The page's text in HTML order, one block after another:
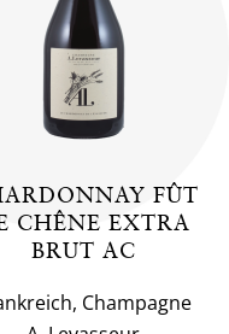
FÛT
CHÊNE EXTRA
BRUT AC
Champagne